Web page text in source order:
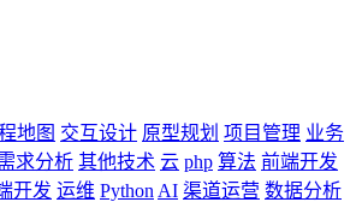
地图 交互设计 原型规划 项目管理 业务
求分析 其他技术 云 php 算法 前端开发
开发 运维 Python AI 渠道运营 数据分析